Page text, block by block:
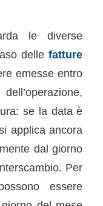
le diverse
dellefatture
emesse entro
se la data è
applica ancora
dal giorno
Per
essere